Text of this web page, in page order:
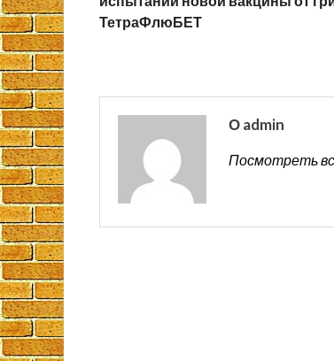
ТетраФлюБЕТ
О admin
Посмотреть